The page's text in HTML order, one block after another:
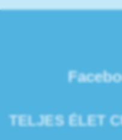
TELJES ÉLET